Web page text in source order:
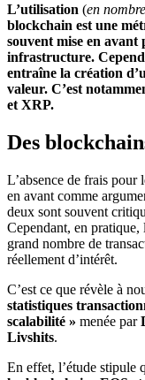
L’utilisation (en
blockchain est une
souvent mise en
infrastructure.
entraîne la création
valeur. C’est
et XRP.
Des
L’absence de frais pour
en avant comme
deux sont souvent
Cependant, en pratique,
grand nombre de
réellement d’intérêt.
C’est ce que révèle à
statistiques
scalabilité » menée par
Livshits.
En effet, l’étude stipule